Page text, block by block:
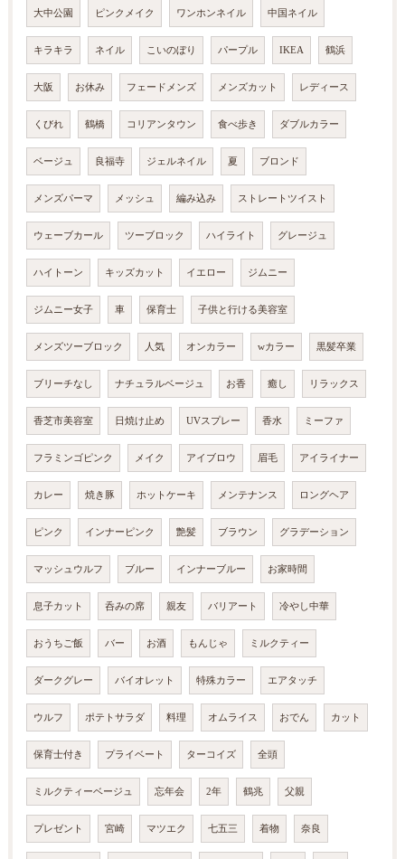
大中公園 ピンクメイク ワンホンネイル 中国ネイル
キラキラ ネイル こいのぼり パープル IKEA 鶴浜
大阪 お休み フェードメンズ メンズカット レディース
くびれ 鶴橋 コリアンタウン 食べ歩き ダブルカラー
ベージュ 良福寺 ジェルネイル 夏 ブロンド
メンズパーマ メッシュ 編み込み ストレートツイスト
ウェーブカール ツーブロック ハイライト グレージュ
ハイトーン キッズカット イエロー ジムニー
ジムニー女子 車 保育士 子供と行ける美容室
メンズツーブロック 人気 オンカラー wカラー 黒髪卒業
ブリーチなし ナチュラルベージュ お香 癒し リラックス
香芝市美容室 日焼け止め UVスプレー 香水 ミーファ
フラミンゴピンク メイク アイブロウ 眉毛 アイライナー
カレー 焼き豚 ホットケーキ メンテナンス ロングヘア
ピンク インナーピンク 艶髪 ブラウン グラデーション
マッシュウルフ ブルー インナーブルー お家時間
息子カット 呑みの席 親友 バリアート 冷やし中華
おうちご飯 バー お酒 もんじゃ ミルクティー
ダークグレー バイオレット 特殊カラー エアタッチ
ウルフ ポテトサラダ 料理 オムライス おでん カット
保育士付き プライベート ターコイズ 全頭
ミルクティーベージュ 忘年会 2年 鶴兆 父親
プレゼント 宮崎 マツエク 七五三 着物 奈良